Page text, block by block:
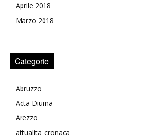
Aprile 2018
Marzo 2018
Categorie
Abruzzo
Acta Diurna
Arezzo
attualita_cronaca